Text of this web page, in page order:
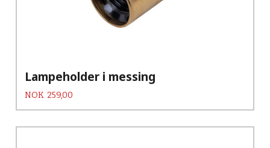
Lampeholder i messing
Pris
NOK 259,00